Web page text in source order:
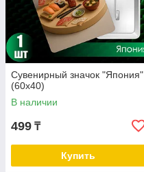
Сувенирный значок "Япония"
(60х40)
В наличии
499 ₸
Купить